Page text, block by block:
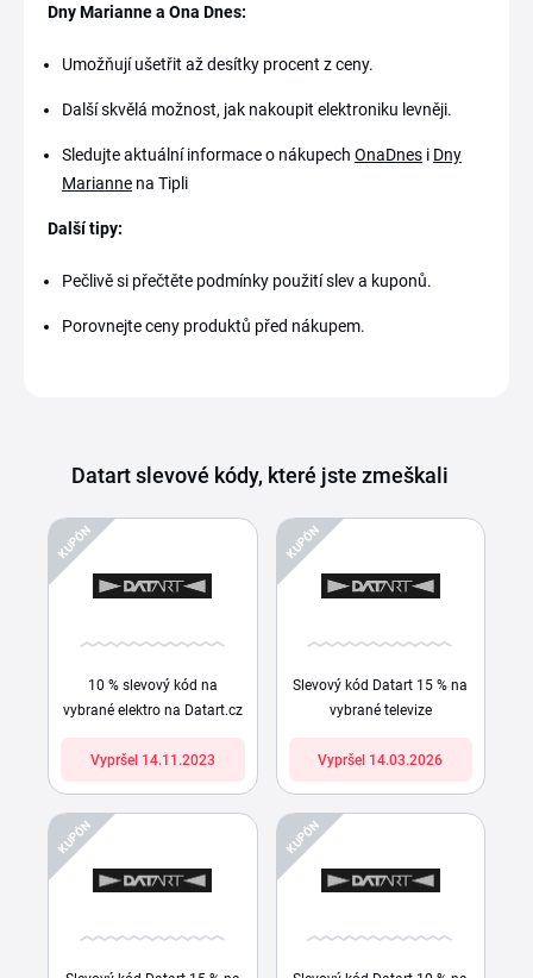
Dny Marianne a Ona Dnes:
Umožňují ušetřit až desítky procent z ceny.
Další skvělá možnost, jak nakoupit elektroniku levněji.
Sledujte aktuální informace o nákupech OnaDnes i Dny
Marianne na Tipli
Další tipy:
Pečlivě si přečtěte podmínky použití slev a kuponů.
Porovnejte ceny produktů před nákupem.
Datart slevové kódy, které jste zmeškali
KUPÓN
10 % slevový kód na
vybrané elektro na Datart.cz
Vypršel 14.11.2023
KUPÓN
Slevový kód Datart 15 % na
vybrané televize
Vypršel 14.03.2026
KUPÓN KUPÓN